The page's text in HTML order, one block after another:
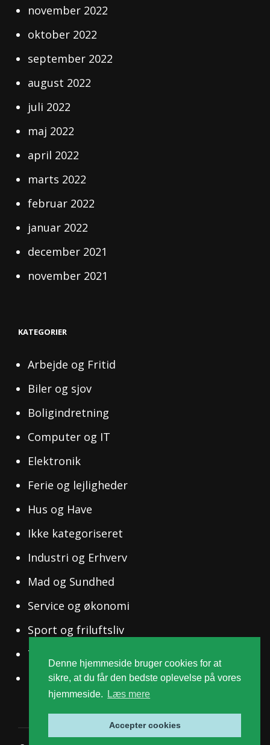
Denne hjemmeside bruger cookies for at
sikre, at du får den bedste oplevelse på vores
hjemmeside.
Læs mere
Accepter cookies
november 2022
oktober 2022
september 2022
august 2022
juli 2022
maj 2022
april 2022
marts 2022
februar 2022
januar 2022
december 2021
november 2021
KATEGORIER
Arbejde og Fritid
Biler og sjov
Boligindretning
Computer og IT
Elektronik
Ferie og lejligheder
Hus og Have
Ikke kategoriseret
Industri og Erhverv
Mad og Sundhed
Service og økonomi
Sport og friluftsliv
Tøj og Mode
Uddannelse og Ledelse